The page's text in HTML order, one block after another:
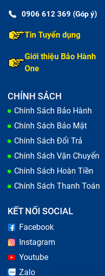
0906 612 369 (Góp ý)
Tin Tuyển dụng
Giới thiệu Bảo Hành
One
CHÍNH SÁCH
Chính Sách Bảo Hành
Chính Sách Bảo Mật
Chính Sách Đổi Trả
Chính Sách Vận Chuyển
Chính Sách Hoàn Tiền
Chính Sách Thanh Toán
KẾT NỐI SOCIAL
Facebook
Instagram
Youtube
Zalo